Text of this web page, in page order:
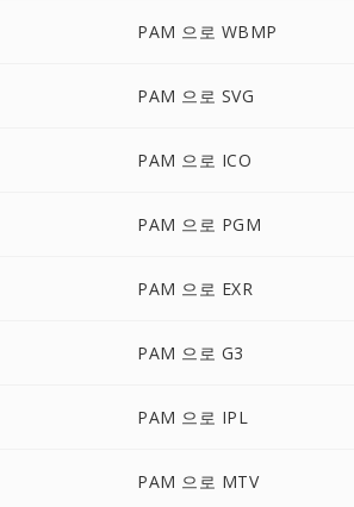
PAM 으로 WBMP
PAM 으로 SVG
PAM 으로 ICO
PAM 으로 PGM
PAM 으로 EXR
PAM 으로 G3
PAM 으로 IPL
PAM 으로 MTV